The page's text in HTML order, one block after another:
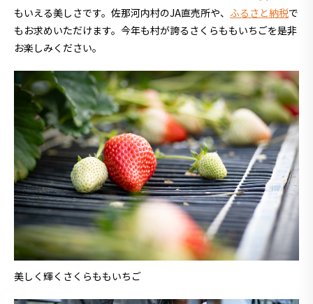
もいえる美しさです。佐那河内村のJA直売所や、 ふるさと納税で
もお求めいただけます。今年も村が誇るさくらももいちごを是非
お楽しみください。
美しく輝くさくらももいちご